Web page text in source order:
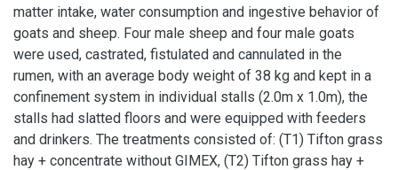
matter intake, water consumption and ingestive behavior of
goats and sheep. Four male sheep and four male goats
were used, castrated, fistulated and cannulated in the
rumen, with an average body weight of 38 kg and kept in a
confinement system in individual stalls (2.0m x 1.0m), the
stalls had slatted floors and were equipped with feeders
and drinkers. The treatments consisted of: (T1) Tifton grass
hay + concentrate without GIMEX, (T2) Tifton grass hay +